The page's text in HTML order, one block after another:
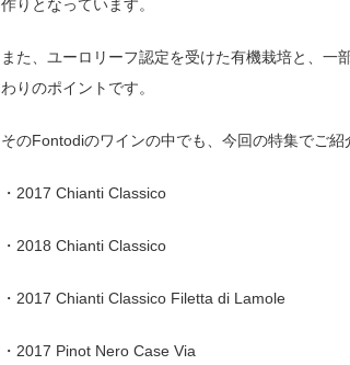
作りとなっています。
また、ユーロリーフ認定を受けた有機栽培と、
わりのポイントです。
そのFontodiのワインの中でも、今回の特集でご紹
・2017 Chianti Classico
・2018 Chianti Classico
・2017 Chianti Classico Filetta di Lamole
・2017 Pinot Nero Case Via